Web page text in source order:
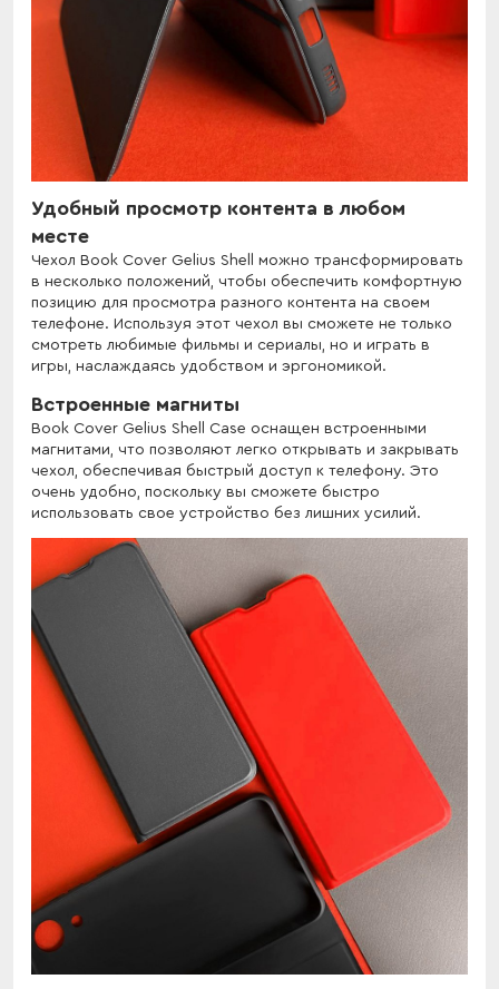
Удобный просмотр контента в любом
месте
Чехол Book Cover Gelius Shell можно трансформировать
в несколько положений, чтобы обеспечить комфортную
позицию для просмотра разного контента на своем
телефоне. Используя этот чехол вы сможете не только
смотреть любимые фильмы и сериалы, но и играть в
игры, наслаждаясь удобством и эргономикой.
Встроенные магниты
Book Cover Gelius Shell Case оснащен встроенными
магнитами, что позволяют легко открывать и закрывать
чехол, обеспечивая быстрый доступ к телефону. Это
очень удобно, поскольку вы сможете быстро
использовать свое устройство без лишних усилий.